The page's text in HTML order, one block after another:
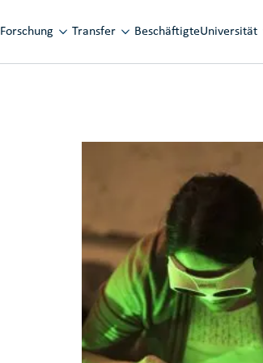
Forschung Transfer BeschäftigteUniversität